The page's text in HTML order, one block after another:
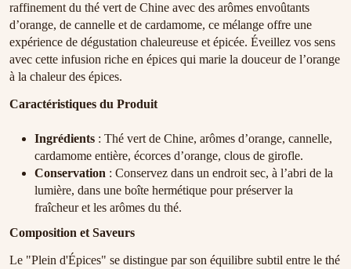
raffinement du thé vert de Chine avec des arômes envoûtants
d’orange, de cannelle et de cardamome, ce mélange offre une
expérience de dégustation chaleureuse et épicée. Éveillez vos sens
avec cette infusion riche en épices qui marie la douceur de l’orange
à la chaleur des épices.
Caractéristiques du Produit
Ingrédients : Thé vert de Chine, arômes d’orange, cannelle,
cardamome entière, écorces d’orange, clous de girofle.
Conservation : Conservez dans un endroit sec, à l’abri de la
lumière, dans une boîte hermétique pour préserver la
fraîcheur et les arômes du thé.
Composition et Saveurs
Le "Plein d'Épices" se distingue par son équilibre subtil entre le thé